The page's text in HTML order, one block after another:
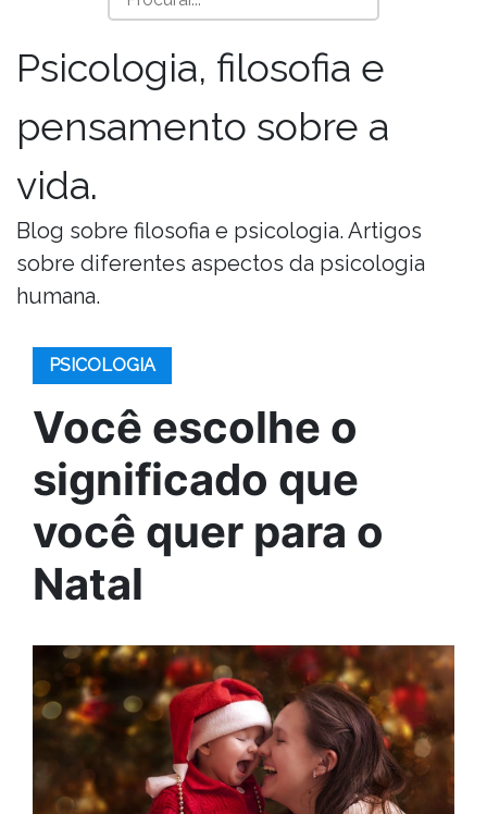
Psicologia, filosofia e
pensamento sobre a
vida.
Blog sobre filosofia e psicologia. Artigos
sobre diferentes aspectos da psicologia
humana.
PSICOLOGIA
Você escolhe o
significado que
você quer para o
Natal